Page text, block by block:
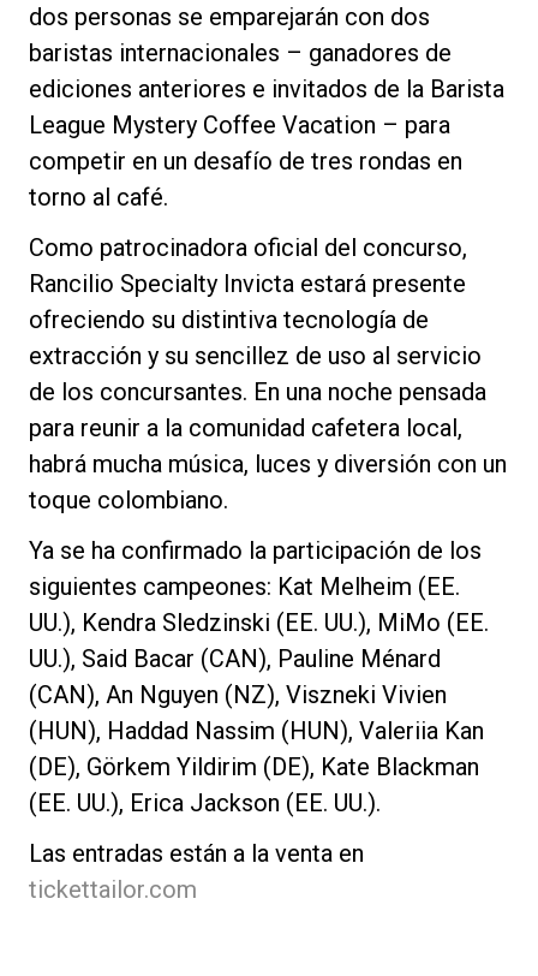
dos personas se emparejarán con dos
baristas internacionales – ganadores de
ediciones anteriores e invitados de la Barista
League Mystery Coffee Vacation – para
competir en un desafío de tres rondas en
torno al café.
Como patrocinadora oficial del concurso,
Rancilio Specialty Invicta estará presente
ofreciendo su distintiva tecnología de
extracción y su sencillez de uso al servicio
de los concursantes. En una noche pensada
para reunir a la comunidad cafetera local,
habrá mucha música, luces y diversión con un
toque colombiano.
Ya se ha confirmado la participación de los
siguientes campeones: Kat Melheim (EE.
UU.), Kendra Sledzinski (EE. UU.), MiMo (EE.
UU.), Said Bacar (CAN), Pauline Ménard
(CAN), An Nguyen (NZ), Viszneki Vivien
(HUN), Haddad Nassim (HUN), Valeriia Kan
(DE), Görkem Yildirim (DE), Kate Blackman
(EE. UU.), Erica Jackson (EE. UU.).
Las entradas están a la venta en
tickettailor.com